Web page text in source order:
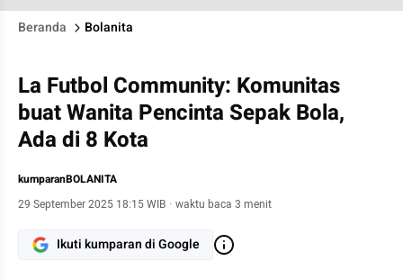
Beranda Bolanita
La Futbol Community: Komunitas
buat Wanita Pencinta Sepak Bola,
Ada di 8 Kota
kumparanBOLANITA
29 September 2025 18:15 WIB · waktu baca 3 menit
Ikuti kumparan di Google